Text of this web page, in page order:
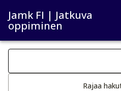
Jamk FI | Jatkuva
oppiminen
Haku
Rajaa